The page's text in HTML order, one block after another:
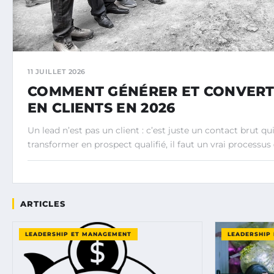
11 JUILLET 2026
COMMENT GÉNÉRER ET
EN CLIENTS EN 2026
Un lead n’est pas un client : c’est juste un contact brut
transformer en prospect qualifié, il faut un vrai
ARTICLES
LEADERSHIP ET MANAGEMENT LEADERSHIP